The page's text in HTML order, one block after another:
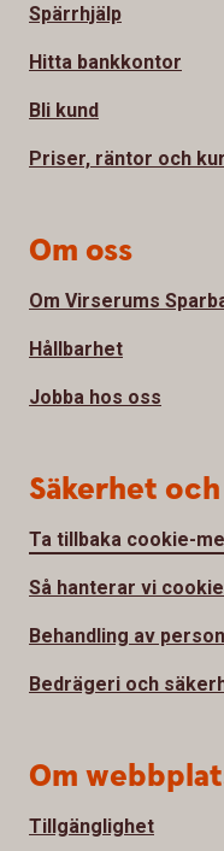
Spärrhjälp
Hitta bankkontor
Bli kund
Priser, räntor och
Om oss
Om Virserums
Hållbarhet
Jobba hos oss
Säkerhet
Ta tillbaka cookie-
Så hanterar vi
Behandling av
Bedrägeri och
Om
Tillgänglighet